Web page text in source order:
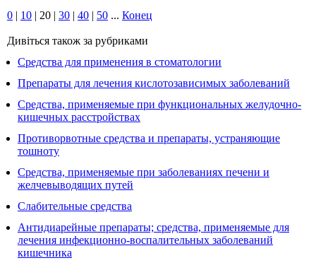
0 | 10 | 20 | 30 | 40 | 50 ... Конец
Дивіться також за рубриками
Средства для применения в стоматологии
Препараты для лечения кислотозависимых заболеваний
Средства, применяемые при функциональных желудочно-
кишечных расстройствах
Противорвотные средства и препараты, устраняющие
тошноту
Средства, применяемые при заболеваниях печени и
желчевыводящих путей
Слабительные средства
Антидиарейные препараты; средства, применяемые для
лечения инфекционно-воспалительных заболеваний
кишечника